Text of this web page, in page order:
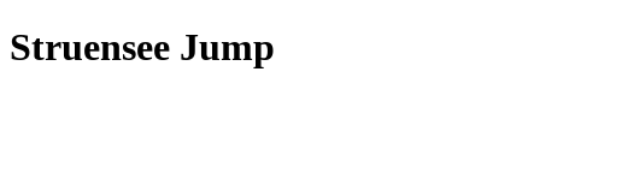
Struensee Jump